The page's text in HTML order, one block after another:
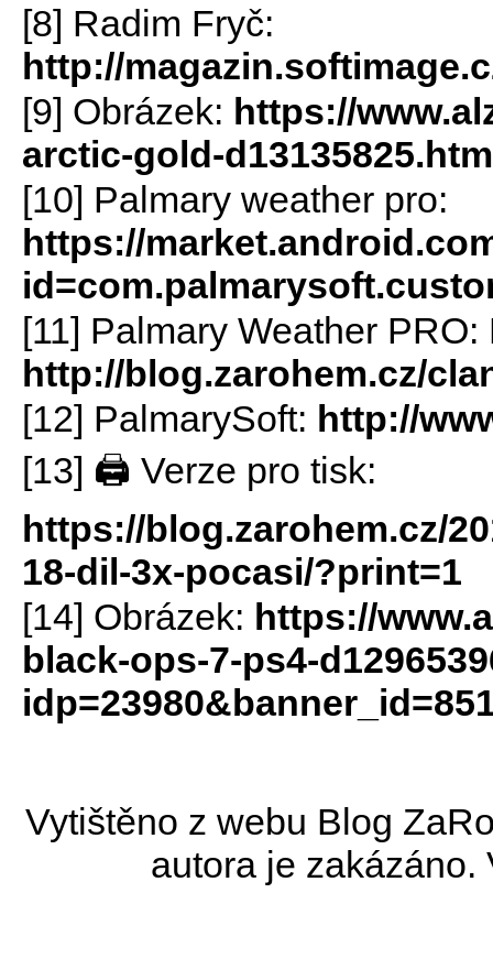
[8] Radim Fryč:
http://
[9] Obrázek: https://
arctic-gold-
[10] Palmary weather pro:
https://
[11] Palmary Weather
http://blog.zarohem.cz/
[12] PalmarySoft: http://
[13] 🖨 Verze pro tisk:
https://blog.zarohem.cz/
18-dil-3x-pocasi/?print=1
[14] Obrázek: https://
black-ops-7-ps4-
Vytištěno z webu Blog
autora je zakázáno.